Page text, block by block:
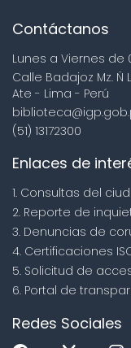
Contáctanos
Lunes a Viernes de
Calle Badajoz Mz. Ñ
Ate - Lima - Perú
(51) 13172300
Enlaces de
1. Consultas del
2. Reporte de
3. Denuncias de
4. Certificaciones
5. Solicitud de
6. Portal de
Redes Sociales